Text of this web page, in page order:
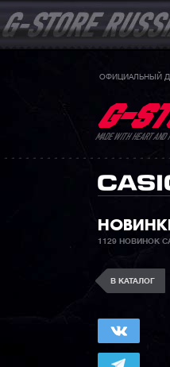
ОФИЦИАЛЬНЫЙ
MADE WITH HEART
1129 НОВИНОК
В КАТАЛОГ